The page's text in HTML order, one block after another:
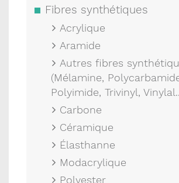
Fibres synthétiques
Acrylique
Aramide
Autres fibres
(Mélamine,
Polyimide, Trivinyl,
Carbone
Céramique
Élasthanne
Modacrylique
Polyester